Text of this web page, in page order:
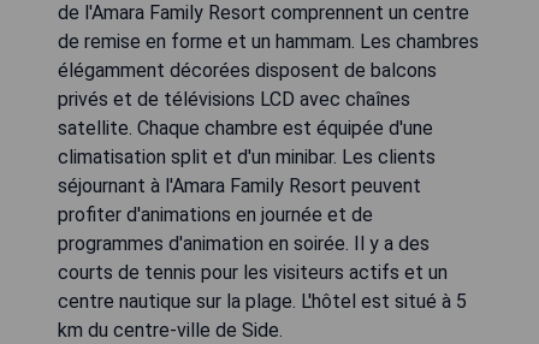
de l'Amara Family Resort comprennent un centre
de remise en forme et un hammam. Les chambres
élégamment décorées disposent de balcons
privés et de télévisions LCD avec chaînes
satellite. Chaque chambre est équipée d'une
climatisation split et d'un minibar. Les clients
séjournant à l'Amara Family Resort peuvent
profiter d'animations en journée et de
programmes d'animation en soirée. Il y a des
courts de tennis pour les visiteurs actifs et un
centre nautique sur la plage. L'hôtel est situé à 5
km du centre-ville de Side.